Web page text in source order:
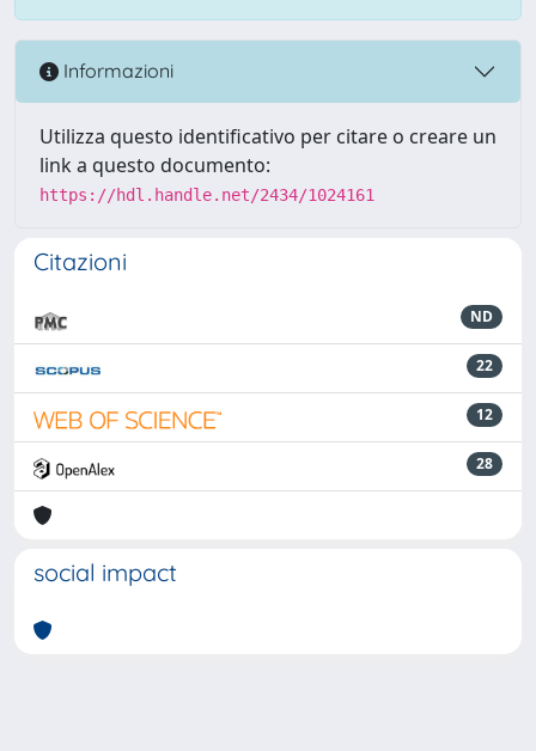
Informazioni
Utilizza questo identificativo per citare o creare un
link a questo documento:
https://hdl.handle.net/2434/1024161
Citazioni
ND
22
12
28
social impact